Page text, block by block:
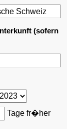
(sofern
Tage fr�her